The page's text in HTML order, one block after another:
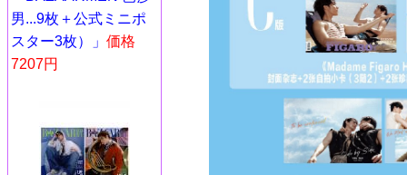
男...9枚＋公式ミニポ
スター3枚）」 価格
7207円